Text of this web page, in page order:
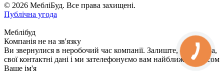
© 2026 МебліБуд. Все права захищені.
Публічна угода
Меблібуд
Компанія не на зв'язку
Ви звернулися в неробочий час компанії. Залиште, будь ласка,
свої контактні дані і ми зателефонуємо вам найближчим часом
Ваше ім'я